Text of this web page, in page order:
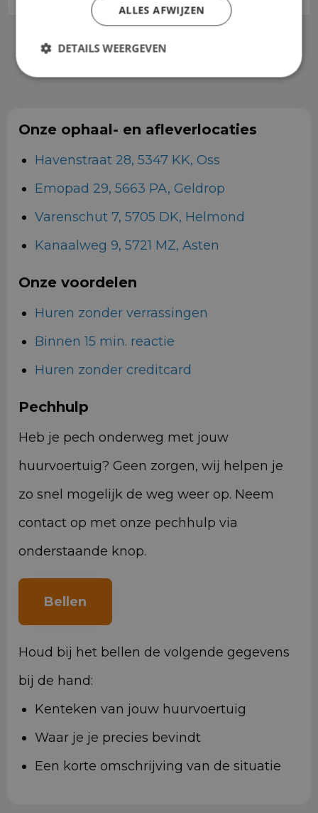
Onze ophaal- en afleverlocaties
Havenstraat 28, 5347 KK, Oss
Emopad 29, 5663 PA, Geldrop
Varenschut 7, 5705 DK, Helmond
Kanaalweg 9, 5721 MZ, Asten
Onze voordelen
Huren zonder verrassingen
Binnen 15 min. reactie
Huren zonder creditcard
Pechhulp
Heb je pech onderweg met jouw
huurvoertuig? Geen zorgen, wij helpen je
zo snel mogelijk de weg weer op. Neem
contact op met onze pechhulp via
onderstaande knop.
Bellen
Houd bij het bellen de volgende gegevens
bij de hand:
Kenteken van jouw huurvoertuig
Waar je je precies bevindt
Een korte omschrijving van de situatie
ALLES AFWIJZEN
DETAILS WEERGEVEN